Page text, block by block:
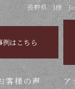
長野県 I様
例はこちら
客様の声 ア